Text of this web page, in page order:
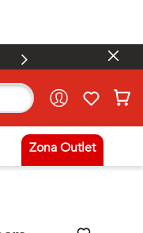
Zona Outlet